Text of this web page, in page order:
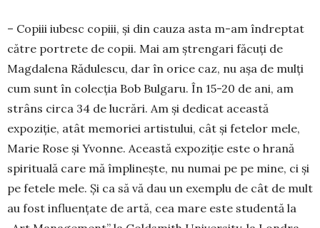
– Copiii iubesc copiii, și din cauza asta m-am în­dreptat
către portrete de copii. Mai am ștrengari făcuți de
Magdalena Rădulescu, dar în orice caz, nu așa de mulți
cum sunt în colecția Bob Bulgaru. În 15-20 de ani, am
strâns circa 34 de lucrări. Am și dedicat această
expoziție, atât memoriei artistu­lui, cât și fetelor mele,
Marie Rose și Yvonne. A­ceastă expoziție este o hrană
spirituală care mă îm­­plinește, nu numai pe pe mine, ci și
pe fetele me­le. Și ca să vă dau un exemplu de cât de mult
au fost influențate de artă, cea mare este studentă la